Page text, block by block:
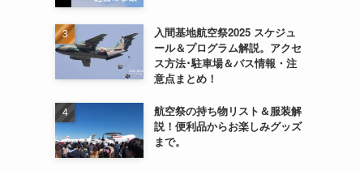
入間基地航空祭2025 スケジュ
ール＆プログラム解説。アクセ
ス方法･駐車場＆バス情報・注
意点まとめ！
航空祭の持ち物リスト＆服装解
説！便利品からお楽しみグッズ
まで。